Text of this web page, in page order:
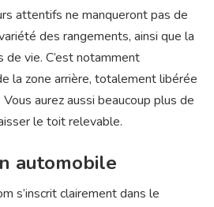
attentifs ne manqueront pas de
des rangements, ainsi que la
vie. C’est notamment
la zone arrière, totalement libérée
aurez aussi beaucoup plus de
le toit relevable.
automobile
s’inscrit clairement dans le